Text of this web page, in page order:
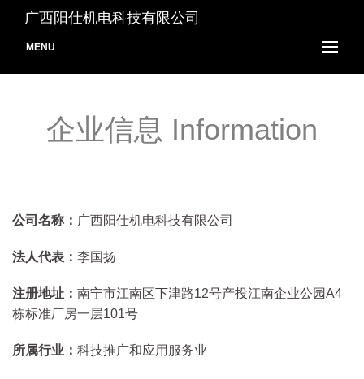
广西阳仕机电科技有限公司
MENU
企业信息 Information
公司名称： 广西阳仕机电科技有限公司
法人代表： 李国扬
注册地址： 南宁市江南区下津路12号产投江南企业公园A4
栋标准厂房一层101号
所属行业： 科技推广和应用服务业